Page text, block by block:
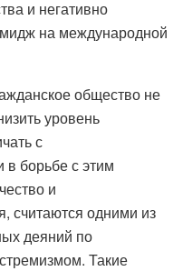
и негативно
на международной
общество не
уровень
с
в борьбе с этим
и
считаются одними из
деяний по
Такие